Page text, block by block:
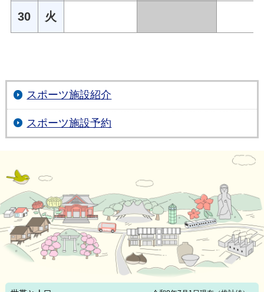
30 火
スポーツ施設紹介
スポーツ施設予約